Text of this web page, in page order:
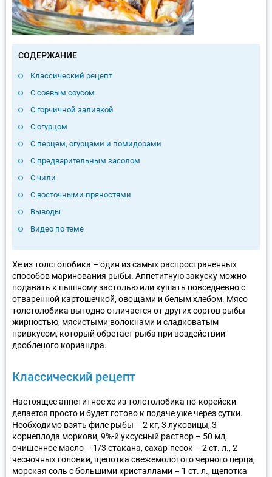
СОДЕРЖАНИЕ
Классический рецепт
С соевым соусом
С горчичной заливкой
С огурцом
С перцем, огурцами и помидорами
С предварительным засолом
С чили
С восточными пряностями
Выводы
Видео по теме
Хе из толстолобика – один из самых распространенных
способов маринования рыбы. Аппетитную закуску можно
подавать к пышному застолью или кушать повседневно с
отваренной картошечкой, овощами и белым хлебом. Мясо
толстолобика выгодно отличается от других сортов рыбы
жирностью, мясистыми волокнами и сладковатым
привкусом, который обретает рыба при воздействии
дробленого кориандра.
Классический рецепт
Настоящее аппетитное хе из толстолобика по-корейски
делается просто и будет готово к подаче уже через сутки.
Необходимо взять филе рыбы – 2 кг, 3 луковицы, 3
корнеплода моркови, 9%-й уксусный раствор – 50 мл,
очищенное масло – 1/3 стакана, сахар-песок – 2 ст. л., 2
чесночных головки, щепотка свежемолотого черного перца,
морская соль с большими кристаллами – 1 ст. л., щепотка